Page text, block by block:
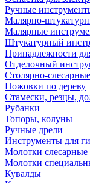
Ручные
Малярно-
Малярные
Штукатурный
Принадлежности
Отделочный
Столярно-
Ножовки по дереву
Стамески, резцы,
Рубанки
Топоры, колуны
Ручные дрели
Инструменты для
Молотки слесарные
Молотки
Кувалды